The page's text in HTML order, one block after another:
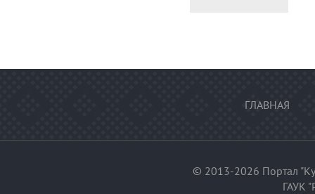
ГЛАВНАЯ
© 2013-2026 Портал
ГАУК